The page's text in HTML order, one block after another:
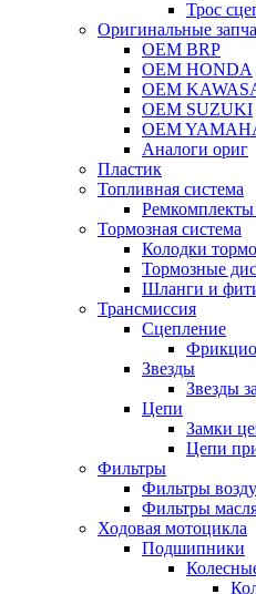
Трос
Оригинальные
OEM BRP
OEM HONDA
OEM
OEM SUZUKI
OEM
Аналоги ориг
Пластик
Топливная система
Ремкомплекты
Тормозная система
Колодки
Тормозные
Шланги и
Трансмиссия
Cцепление
Звезды
Звезды
Цепи
Замки
Цепи
Фильтры
Фильтры
Фильтры
Ходовая мотоцикла
Подшипники